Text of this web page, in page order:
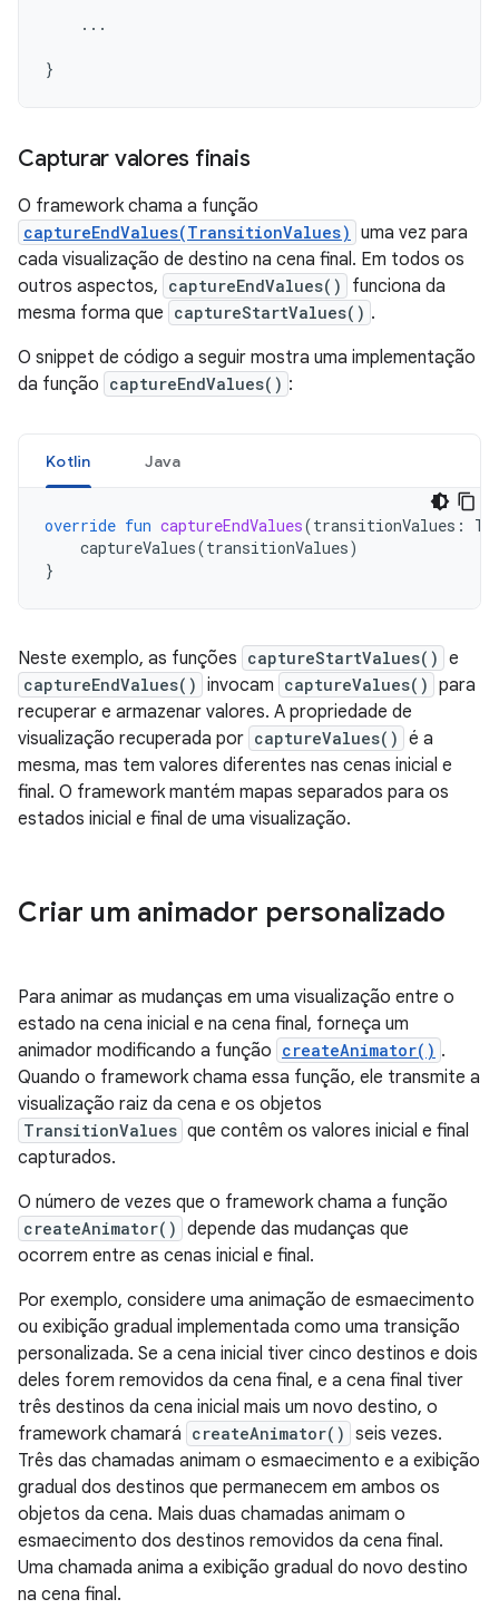
...
}
Capturar valores finais
O framework chama a função
captureEndValues(TransitionValues) uma vez para
cada visualização de destino na cena final. Em todos os
outros aspectos, captureEndValues()
funciona da
mesma forma que captureStartValues() .
O snippet de código a seguir mostra uma implementação
da função captureEndValues() :
Kotlin Java
override fun captureEndValues(transitionValues :
captureValues(transitionValues)
}
Neste exemplo, as funções captureStartValues() e
captureEndValues() invocam captureValues() para
recuperar e armazenar valores. A propriedade de
visualização recuperada por captureValues() é a
mesma, mas tem valores diferentes nas cenas inicial e
final. O framework mantém mapas separados para os
estados inicial e final de uma visualização.
Criar um animador personalizado
Para animar as mudanças em uma visualização entre o
estado na cena inicial e na cena final, forneça um
animador modificando a função createAnimator() .
Quando o framework chama essa função, ele transmite a
visualização raiz da cena e os objetos
TransitionValues que contêm os valores inicial e final
capturados.
O número de vezes que o framework chama a função
createAnimator() depende das mudanças que
ocorrem entre as cenas inicial e final.
Por exemplo, considere uma animação de esmaecimento
ou exibição gradual implementada como uma transição
personalizada. Se a cena inicial tiver cinco destinos e dois
deles forem removidos da cena final, e a cena final tiver
três destinos da cena inicial mais um novo destino, o
framework chamará createAnimator() seis vezes.
Três das chamadas animam o esmaecimento e a exibição
gradual dos destinos que permanecem em ambos os
objetos da cena. Mais duas chamadas animam o
esmaecimento dos destinos removidos da cena final.
Uma chamada anima a exibição gradual do novo destino
na cena final.